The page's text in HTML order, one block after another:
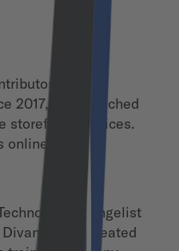
to
2017, has launched
storefront services.
training.
Evangelist
has created